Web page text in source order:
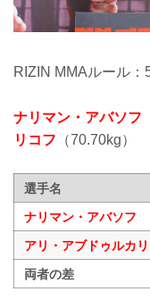
RIZIN MMAルール：
ナリマン・アバソフ
リコフ （70.70kg）
選手名
ナリマン・アバソフ
アリ・アブドゥルカ
両者の差